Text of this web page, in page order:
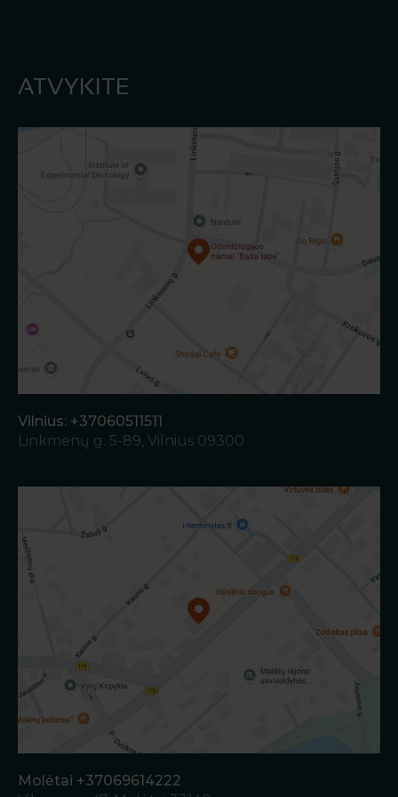
ATVYKITE
Vilnius: +37060511511
Linkmenų g. 5-89, Vilnius 09300
Molėtai +37069614222